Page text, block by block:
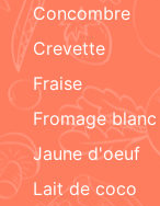
concombre
crevette
fraise
fromage blanc
jaune d'oeuf
lait de coco